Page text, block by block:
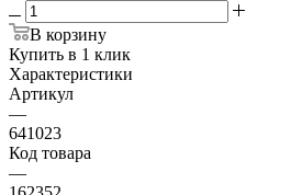
В корзину
Купить в 1 клик
Характеристики
Артикул
—
641023
Код товара
—